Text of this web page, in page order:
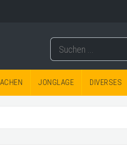
JONGLAGE DIVERSES